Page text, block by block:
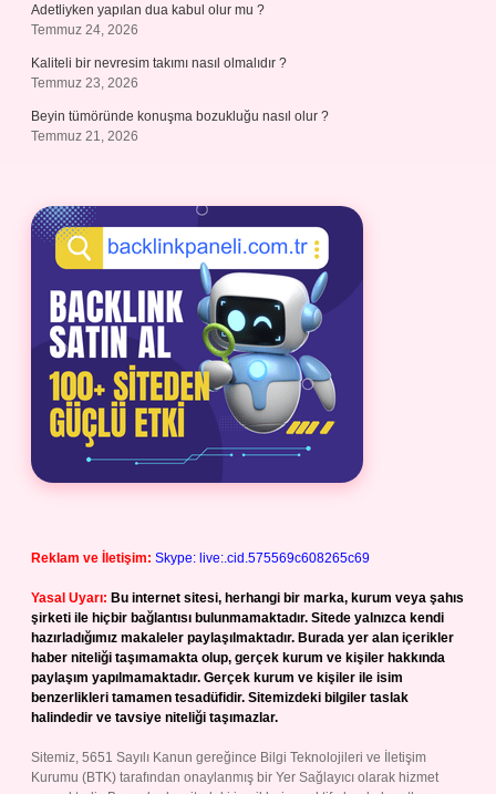
Adetliyken yapılan dua kabul olur mu ?
Temmuz 24, 2026
Kaliteli bir nevresim takımı nasıl olmalıdır ?
Temmuz 23, 2026
Beyin tümöründe konuşma bozukluğu nasıl olur ?
Temmuz 21, 2026
Reklam ve İletişim: Skype: live:.cid.575569c608265c69
Yasal Uyarı: Bu internet sitesi, herhangi bir marka, kurum veya şahıs
şirketi ile hiçbir bağlantısı bulunmamaktadır. Sitede yalnızca kendi
hazırladığımız makaleler paylaşılmaktadır. Burada yer alan içerikler
haber niteliği taşımamakta olup, gerçek kurum ve kişiler hakkında
paylaşım yapılmamaktadır. Gerçek kurum ve kişiler ile isim
benzerlikleri tamamen tesadüfidir. Sitemizdeki bilgiler taslak
halindedir ve tavsiye niteliği taşımazlar.
Sitemiz, 5651 Sayılı Kanun gereğince Bilgi Teknolojileri ve İletişim
Kurumu (BTK) tarafından onaylanmış bir Yer Sağlayıcı olarak hizmet